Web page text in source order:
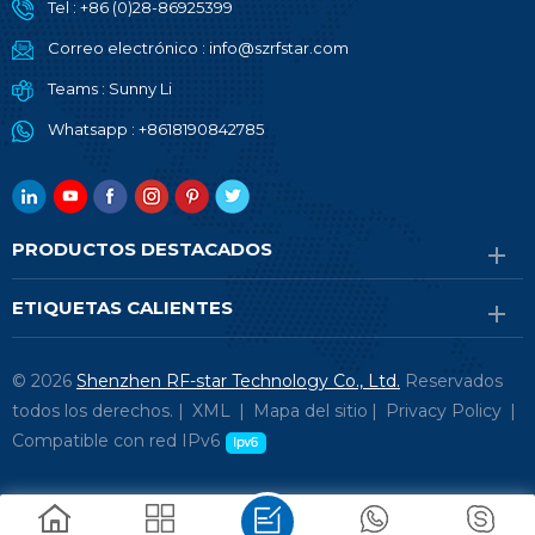
Tel : +86 (0)28-86925399
Correo electrónico : info@szrfstar.com
Teams : Sunny Li
Whatsapp : +8618190842785
PRODUCTOS DESTACADOS
ETIQUETAS CALIENTES
© 2026 Shenzhen RF-star Technology Co., Ltd. Reservados
todos los derechos. | XML | Mapa del sitio | Privacy Policy |
Compatible con red IPv6